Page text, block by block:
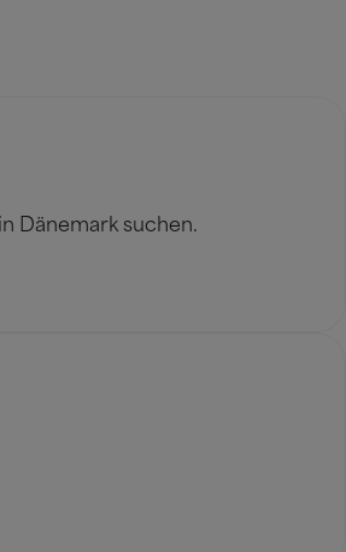
Dänemark suchen.